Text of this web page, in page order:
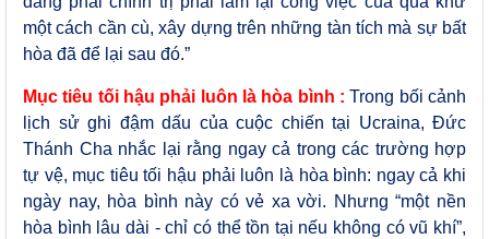
một cách cần cù, xây dựng trên những tàn tích mà sự bất
hòa đã để lại sau đó.”
Mục tiêu tối hậu phải luôn là hòa bình : Trong bối cảnh
lịch sử ghi đậm dấu của cuộc chiến tại Ucraina, Đức
Thánh Cha nhắc lại rằng ngay cả trong các trường hợp
tự vệ, mục tiêu tối hậu phải luôn là hòa bình: ngay cả khi
ngày nay, hòa bình này có vẻ xa vời. Nhưng “một nền
hòa bình lâu dài - chỉ có thể tồn tại nếu không có vũ khí”,